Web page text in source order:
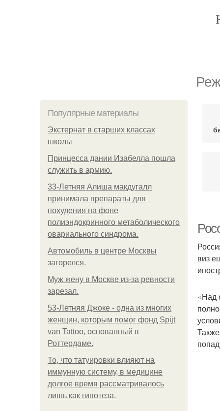
Популярные материалы
Экстернат в старших классах
школы
Принцесса дании Изабелла пошла
служить в армию.
33-Летняя Алиша макдугалл
принимала препараты для
похудения на фоне
полиэндокринного метаболического
овариального синдрома.
Автомобиль в центре Москвы
загорелся.
Mуж жену в Москве из-за ревности
зарезал.
53-Летняя Джоке - одна из многих
женщин, которым помог фонд Spijt
van Tattoo, основанный в
Роттердаме.
То, что татуировки влияют на
иммунную систему, в медицине
долгое время рассматривалось
лишь как гипотеза.
виз
«Над